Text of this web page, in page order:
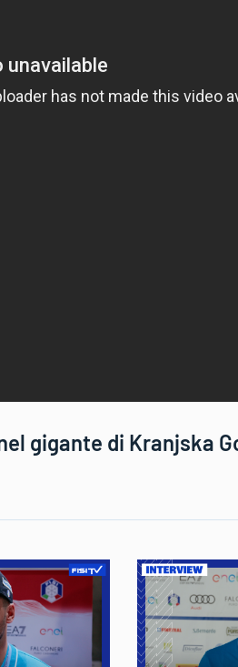
gigante di Kranjska